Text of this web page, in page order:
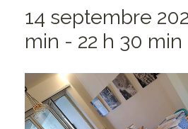
14 septembre
min - 22 h 30 min